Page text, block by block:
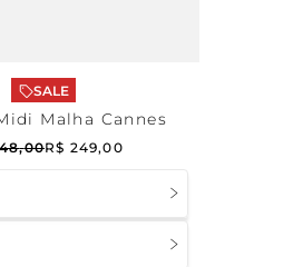
SALE
Malha Cannes
,00R$ 249,00